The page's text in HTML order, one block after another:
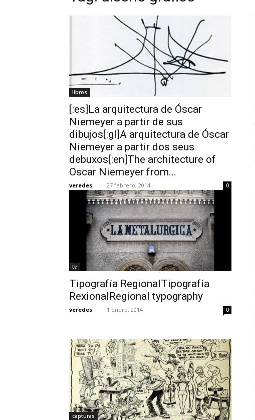
libros
[:es]La arquitectura de Óscar
Niemeyer a partir de sus
dibujos[:gl]A arquitectura de Óscar
Niemeyer a partir dos seus
debuxos[:en]The architecture of
Oscar Niemeyer from...
veredes - 27 febrero, 2014 0
tv
Tipografía RegionalTipografía
RexionalRegional typography
veredes - 1 enero, 2014 0
capturas